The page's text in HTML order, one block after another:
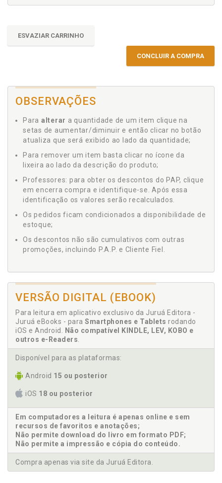
ESVAZIAR CARRINHO
CONCLUIR A COMPRA
OBSERVAÇÕES
Para alterar a quantidade de um item clique na
setas de aumentar/diminuir e então clicar no botão
atualiza que será exibido ao lado da quantidade;
Para remover um item basta clicar no ícone da
lixeira ao lado da descrição do produto;
Professores: para obter os descontos do PAP, clique
em encerra compra e identifique-se. Após essa
identificação os valores serão recalculados.
Os pedidos ficam condicionados a disponibilidade de
estoque;
Os descontos não são cumulativos com outras
promoções, incluindo P.A.P. e Cliente Fiel.
VERSÃO DIGITAL (EBOOK)
Para leitura em aplicativo exclusivo da Juruá Editora -
Juruá eBooks - para Smartphones e Tablets rodando
iOS e Android.
Não compatível KINDLE, LEV, KOBO e
outros e-Readers
Disponível para as plataformas:
Android 15 ou posterior
iOS 18 ou posterior
Em computadores a leitura é apenas online e sem
recursos de favoritos e anotações;
Não permite download do livro em formato PDF;
Não permite a impressão e cópia do conteúdo.
Compra apenas via site da Juruá Editora.